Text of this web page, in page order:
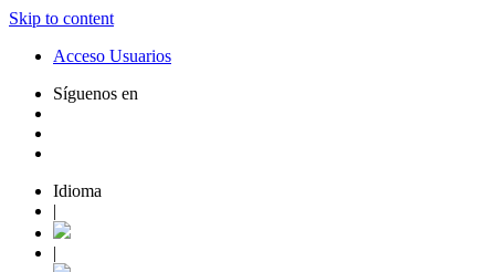
Skip to content
Acceso Usuarios
Síguenos en
Idioma
|
|